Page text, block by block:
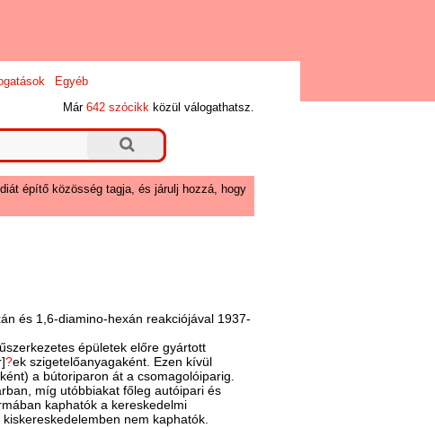
Egyéb
Már642 szócikk közül válogathatsz.
építő közösség tagja, és járulj hozzá, hogy
és 1,6-diamino-hexán reakciójával 1937-
épületek előre gyártott
?ek szigetelőanyagaként. Ezen kívül
a bútoriparon át a csomagolóiparig.
míg utóbbiakat főleg autóipari és
kaphatók a kereskedelmi
nem kaphatók.